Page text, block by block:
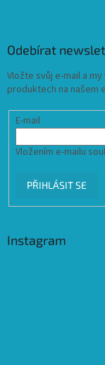
Odebírat
Vložte svůj e-mail a
produktech na našem
E-mail
Vložením e-mailu
PŘIHLÁSIT SE
Instagram